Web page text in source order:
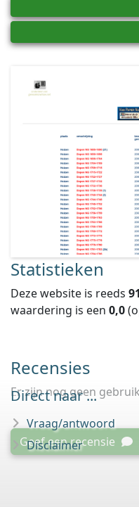
Statistieken
Deze website is reeds
waardering is een 0,0
Recensies
Er zijn nog geen
Geef een recensie
Direct naar ...
Vraag/antwoord
Disclaimer